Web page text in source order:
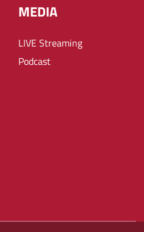
MEDIA
LIVE Streaming
Podcast